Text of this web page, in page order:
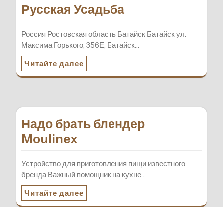
Русская Усадьба
Россия Ростовская область Батайск Батайск ул.
Максима Горького, 356Е, Батайск…
Читайте далее
Надо брать блендер
Moulinex
Устройство для приготовления пищи известного
бренда Важный помощник на кухне…
Читайте далее